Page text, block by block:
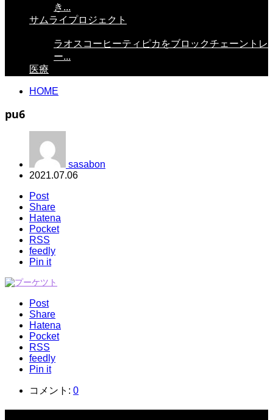
き...
サムライプロジェクト
ラオスコーヒーティピカをブロックチェーントレ
ー...
医療
HOME
pu6
sasabon
2021.07.06
Post
Share
Hatena
Pocket
RSS
feedly
Pin it
Post
Share
Hatena
Pocket
RSS
feedly
Pin it
コメント: 0